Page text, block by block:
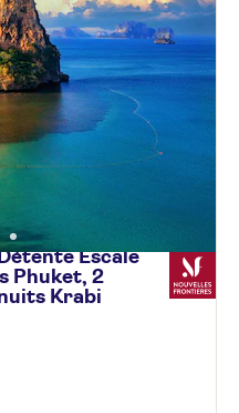
Escale
Phuket, 2
Krabi